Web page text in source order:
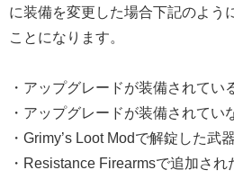
に装備を変更した場合下記のよう
ことになります。
・アップグレードが装備されてい
・アップグレードが装備されてい
・Grimy’s Loot Modで解錠した武器
・Resistance Firearmsで追加され